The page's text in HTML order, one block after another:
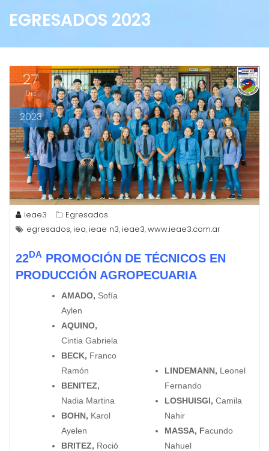
EGRESADOS 2023
27
Dic
2023
ieae3
Egresados
egresados, iea, ieae n3, ieae3,www.ieae3.com.ar
22DA PROMOCIÓN DE TÉCNICOS EN
PRODUCCIÓN AGROPECUARIA
AMADO, Sofía
Aylen
AQUINO,
Cintia Gabriela
BECK, Franco
Ramón
BENITEZ,
Nadia Martina
BOHN, Karol
Ayelen
BRITEZ, Roció
LINDEMANN, Leonel
Fernando
LOSHUISGI, Camila
Nahir
MASSA, Facundo
Nahuel